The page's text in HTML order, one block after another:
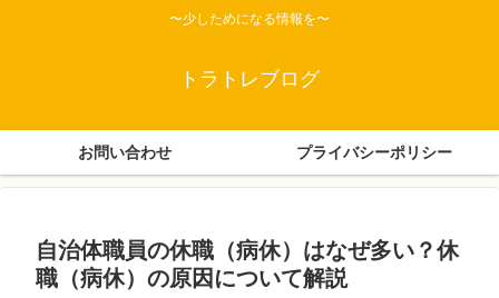
〜少しためになる情報を〜
トラトレブログ
お問い合わせ プライバシーポリシー
自治体職員の休職（病休）はなぜ多い？休
職（病休）の原因について解説